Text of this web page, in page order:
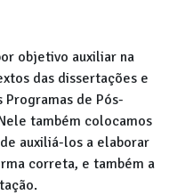
objetivo auxiliar na
das dissertações e
de Pós-
também colocamos
auxiliá-los a elaborar
correta, e também a